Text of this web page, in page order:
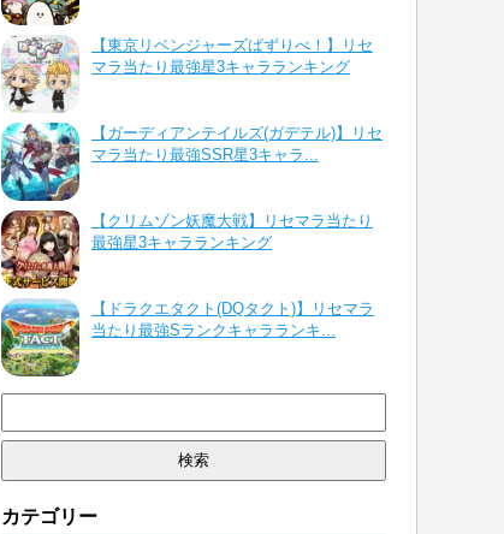
【東京リベンジャーズぱずりべ！】リセ
マラ当たり最強星3キャラランキング
【ガーディアンテイルズ(ガデテル)】リセ
マラ当たり最強SSR星3キャラ...
【クリムゾン妖魔大戦】リセマラ当たり
最強星3キャラランキング
【ドラクエタクト(DQタクト)】リセマラ
当たり最強Sランクキャラランキ...
索:
カテゴリー